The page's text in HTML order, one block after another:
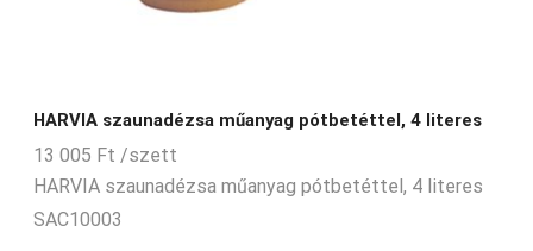
HARVIA szaunadézsa műanyag pótbetéttel, 4 literes
13 005 Ft /szett
HARVIA szaunadézsa műanyag pótbetéttel, 4 literes
SAC10003